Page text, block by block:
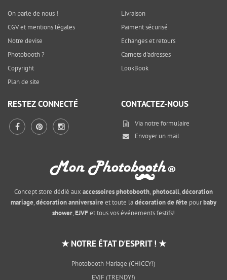
On parle de nous !
CGV et mentions légales
Notre devise
Photobooth ?
Copyright
Plan de site
Livraison
Paiment sécurisé
Echanges et retours
Carnets d'adresses
LookBook
RESTEZ CONNECTÉ CONTACTEZ-NOUS
Via notre formulaire
Envoyer un mail
Concept store dédié aux accessoires photobooth, photocall,décoration
mariage,décoration anniversaire et toute ladécoration de fête pourbaby
shower,EJVFet tous vos événements festifs!
★ NOTRE ÉTAT D'ESPRIT ! ★
Photobooth Mariage (CHICCY!)
EVJF (TRENDY!)